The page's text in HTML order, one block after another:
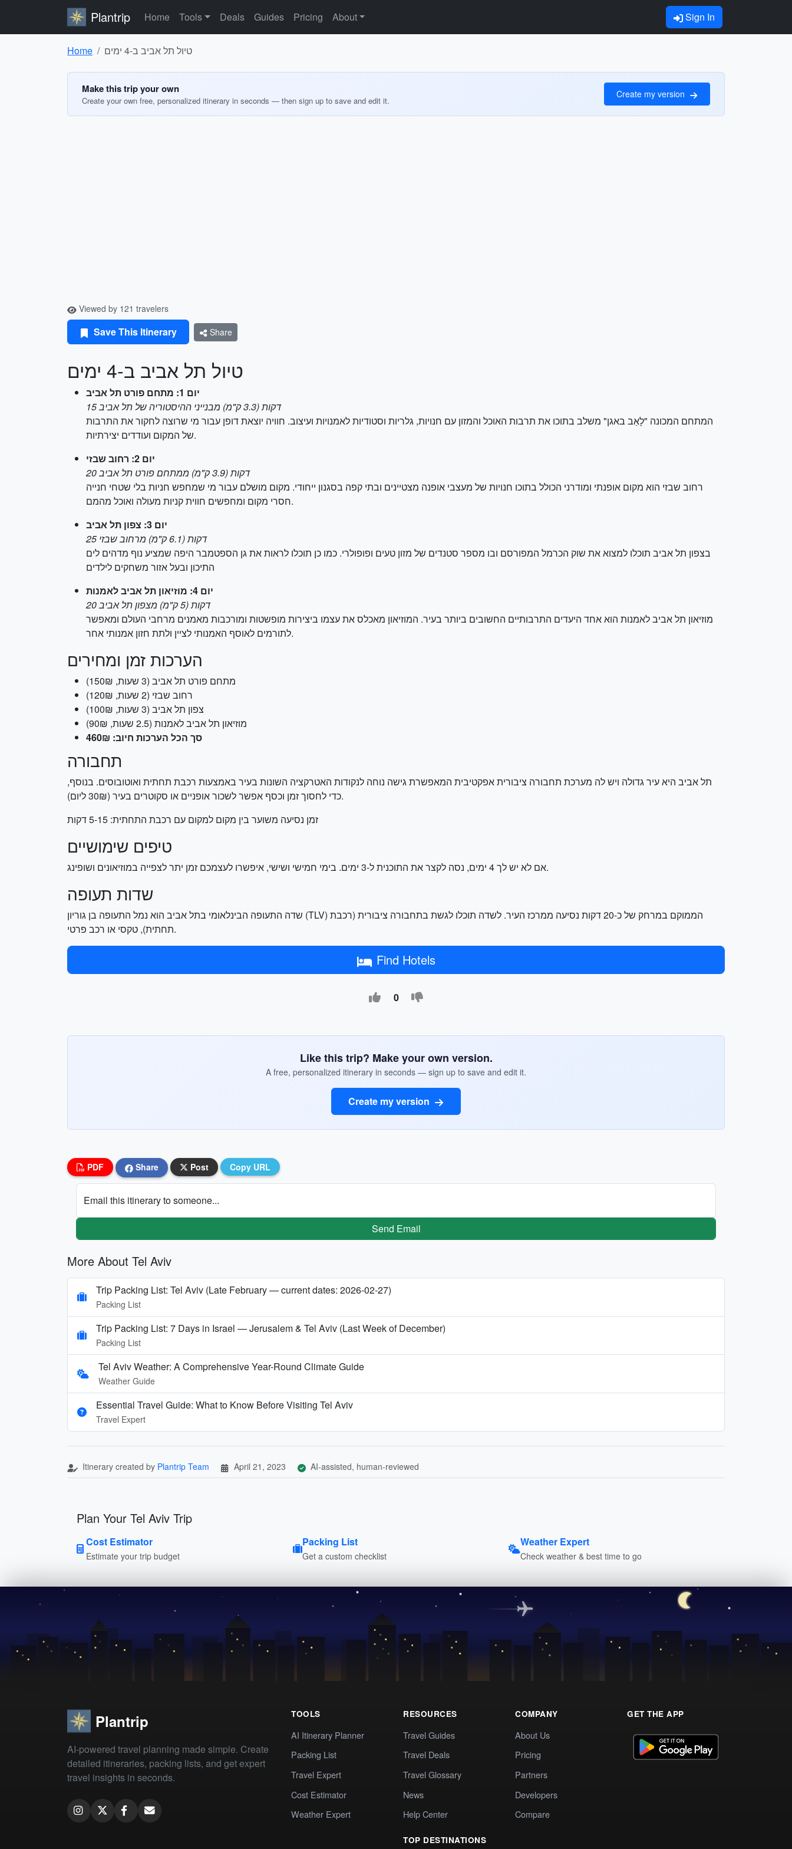
Plantrip Home Tools Deals Guides Pricing About Sign In
Home טיול תל אביב ב-4 ימים
Make this trip your own
Create your own free, personalized itinerary in seconds — then sign up to save and edit it.
Create my version
Viewed by 121 travelers
Save This Itinerary Share
טיול תל אביב ב-4 ימים
יום 1: מתחם פורט תל אביב
15 דקות (3.3 ק"מ) מבנייני ההיסטוריה של תל אביב
המתחם המכונה "לָאַב באגן" משלב בתוכו את תרבות האוכל והמזון עם חנויות, גלריות וסטודיות לאמנויות ועיצוב. חוויה יוצאת דופן עבור מי שרוצה לחקור את התרבות
של המקום ועודדים יצירתיות.
יום 2: רחוב שבזי
20 דקות (3.9 ק"מ) ממתחם פורט תל אביב
רחוב שבזי הוא מקום אופנתי ומודרני הכולל בתוכו חנויות של מעצבי אופנה מצטיינים ובתי קפה בסגנון ייחודי. מקום מושלם עבור מי שמחפש חניות בלי שטחי חנייה
חסרי מקום ומחפשים חווית קניות מעולה ואוכל מהמם.
יום 3: צפון תל אביב
25 דקות (6.1 ק"מ) מרחוב שבזי
בצפון תל אביב תוכלו למצוא את שוק הכרמל המפורסם ובו מספר סטנדים של מזון טעים ופופולרי. כמו כן תוכלו לראות את גן הספטמבר היפה שמציע נוף מדהים לים
התיכון ובעל אזור משחקים לילדים
יום 4: מוזיאון תל אביב לאמנות
20 דקות (5 ק"מ) מצפון תל אביב
מוזיאון תל אביב לאמנות הוא אחד היעדים התרבותיים החשובים ביותר בעיר. המוזיאון מאכלס את עצמו ביצירות מופשטות ומורכבות מאמנים מרחבי העולם ומאפשר
לתורמים לאוסף האמנותי לציין ולתת חזון אמנותי אחר.
הערכות זמן ומחירים
מתחם פורט תל אביב (3 שעות, 150₪)
רחוב שבזי (2 שעות, 120₪)
צפון תל אביב (3 שעות, 100₪)
מוזיאון תל אביב לאמנות (2.5 שעות, 90₪)
סך הכל הערכות חיוב: 460₪
תחבורה
תל אביב היא עיר גדולה ויש לה מערכת תחבורה ציבורית אפקטיבית המאפשרת גישה נוחה לנקודות האטרקציה השונות בעיר באמצעות רכבת תחתית ואוטובוסים. בנוסף,
כדי לחסוך זמן וכסף אפשר לשכור אופניים או סקוטרים בעיר (30₪ ליום).
זמן נסיעה משוער בין מקום למקום עם רכבת התחתית: 5-15 דקות
טיפים שימושיים
אם לא יש לך 4 ימים, נסה לקצר את התוכנית ל-3 ימים. בימי חמישי ושישי, איפשרו לעצמכם זמן יתר לצפייה במוזיאונים ושופינג.
שדות תעופה
שדה התעופה הבינלאומי בתל אביב הוא נמל התעופה בן גוריון (TLV) הממוקם במרחק של כ-20 דקות נסיעה ממרכז העיר. לשדה תוכלו לגשת בתחבורה ציבורית (רכבת
תחתית), טקסי או רכב פרטי.
Find Hotels
0
Like this trip? Make your own version.
A free, personalized itinerary in seconds — sign up to save and edit it.
Create my version
PDF Share Post Copy URL
Email this itinerary to someone...
Send Email
More About Tel Aviv
Trip Packing List: Tel Aviv (Late February — current dates: 2026-02-27)
Packing List
Trip Packing List: 7 Days in Israel — Jerusalem & Tel Aviv (Last Week of December)
Packing List
Tel Aviv Weather: A Comprehensive Year-Round Climate Guide
Weather Guide
Essential Travel Guide: What to Know Before Visiting Tel Aviv
Travel Expert
Itinerary created by Plantrip Team April 21, 2023 AI-assisted, human-reviewed
Plan Your Tel Aviv Trip
Cost Estimator
Estimate your trip budget
Packing List
Get a custom checklist
Weather Expert
Check weather & best time to go
Plantrip
AI-powered travel planning made simple. Create
detailed itineraries, packing lists, and get expert
travel insights in seconds.
TOOLS
AI Itinerary Planner
Packing List
Travel Expert
Cost Estimator
Weather Expert
RESOURCES
Travel Guides
Travel Deals
Travel Glossary
News
Help Center
TOP DESTINATIONS
COMPANY
About Us
Pricing
Partners
Developers
Compare
GET THE APP